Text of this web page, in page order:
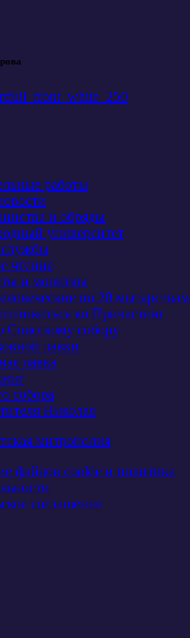
работы
и обряды
университет
чтение
и молитвы
по 20 мытарствам
ко Причастию
Спасскому собору
лавки
лавка
собора
Николая
митрополия
файлов cookie и политика
соглашение